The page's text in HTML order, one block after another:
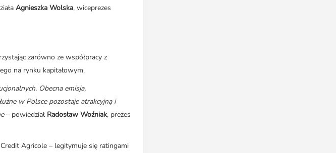
Agnieszka Wolska, wiceprezes
zarówno ze współpracy z
na rynku kapitałowym.
Obecna emisja,
w Polsce pozostaje atrakcyjną i
– powiedział Radosław Woźniak, prezes
Agricole – legitymuje się ratingami